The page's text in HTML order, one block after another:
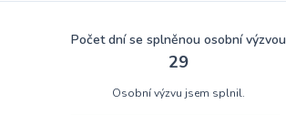
Počet dní se splněnou osobní výzvou
29
Osobní výzvu jsem splnil.